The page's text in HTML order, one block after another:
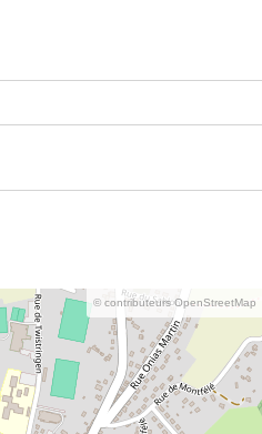
© contributeurs OpenStreetMap